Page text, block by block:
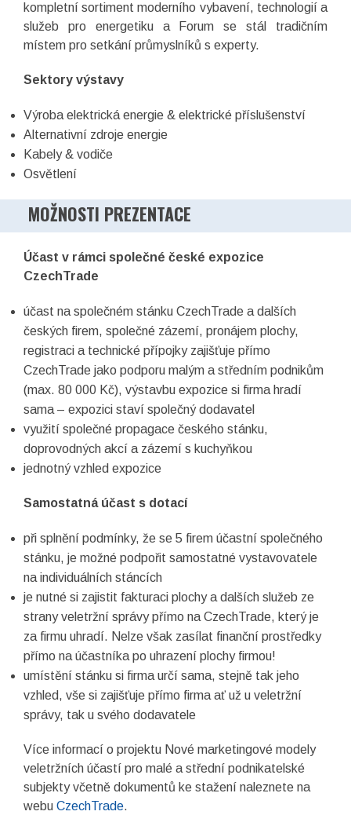
kompletní sortiment moderního vybavení, technologií a
služeb pro energetiku a Forum se stál tradičním
místem pro setkání průmyslníků s experty.
Sektory výstavy
Výroba elektrická energie & elektrické příslušenství
Alternativní zdroje energie
Kabely & vodiče
Osvětlení
MOŽNOSTI PREZENTACE
Účast v rámci společné české expozice
CzechTrade
účast na společném stánku CzechTrade a dalších
českých firem, společné zázemí, pronájem plochy,
registraci a technické přípojky zajišťuje přímo
CzechTrade jako podporu malým a středním podnikům
(max. 80 000 Kč), výstavbu expozice si firma hradí
sama – expozici staví společný dodavatel
využití společné propagace českého stánku,
doprovodných akcí a zázemí s kuchyňkou
jednotný vzhled expozice
Samostatná účast s dotací
při splnění podmínky, že se 5 firem účastní společného
stánku, je možné podpořit samostatné vystavovatele
na individuálních stáncích
je nutné si zajistit fakturaci plochy a dalších služeb ze
strany veletržní správy přímo na CzechTrade, který je
za firmu uhradí. Nelze však zasílat finanční prostředky
přímo na účastníka po uhrazení plochy firmou!
umístění stánku si firma určí sama, stejně tak jeho
vzhled, vše si zajišťuje přímo firma ať už u veletržní
správy, tak u svého dodavatele
Více informací o projektu Nové marketingové modely
veletržních účastí pro malé a střední podnikatelské
subjekty včetně dokumentů ke stažení naleznete na
webu CzechTrade.